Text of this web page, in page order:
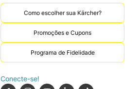
Conecte-se!
Como escolher sua Kärcher?
Promoções e Cupons
Programa de Fidelidade